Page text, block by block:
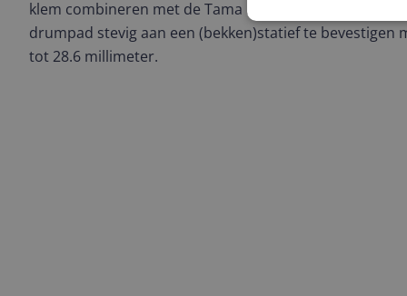
klem combineren met de Tama MC66 multiklem om zo
drumpad stevig aan een (bekken)statief te bevestigen
tot 28.6 millimeter.